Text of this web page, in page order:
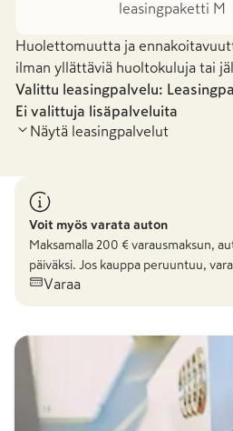
leasingpaketti M
Huolettomuutta ja
ilman yllättäviä huoltokuluja tai
Valittu leasingpalvelu:
418,72 €
Ei valittuja lisäpalveluita
Näytä leasingpalvelut
Voit myös varata auton
Maksamalla 200 € varausmaksun,
päiväksi. Jos kauppa peruuntuu,
Varaa